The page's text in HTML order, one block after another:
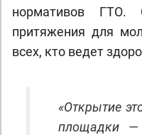
нормативов ГТО.
притяжения для
всех, кто ведет
«Открытие
площадки